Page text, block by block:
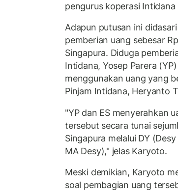
pengurus koperasi
Adapun putusan ini
pemberian uang sebesar
Singapura. Diduga
Intidana, Yosep Parera
menggunakan uang yang
Pinjam Intidana, Heryanto
"YP dan ES menyerahkan
tersebut secara tunai
Singapura melalui DY
MA Desy)," jelas Karyoto.
Meski demikian, Karyoto
soal pembagian uang